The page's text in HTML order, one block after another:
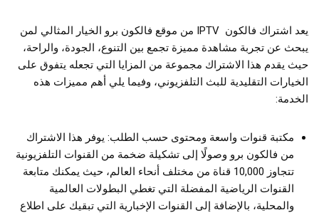
يعد اشتراك فالكون IPTV من موقع فالكون برو الخيار المثالي لمن
يبحث عن تجربة مشاهدة مميزة تجمع بين التنوع، الجودة، والراحة،
حيث يقدم هذا الاشتراك مجموعة من المزايا التي تجعله يتفوق على
الخيارات التقليدية للبث التلفزيوني، وفيما يلي أهم مميزات هذه
الخدمة:
مكتبة قنوات واسعة ومحتوى حسب الطلب: يوفر هذا الاشتراك
من فالكون برو وصولًا إلى تشكيلة ضخمة من القنوات التلفزيونية
تتجاوز 10,000 قناة من مختلف أنحاء العالم، حيث يمكنك متابعة
القنوات الرياضية المفضلة التي تغطي البطولات العالمية
والمحلية، بالإضافة إلى القنوات الإخبارية التي تبقيك على اطلاع